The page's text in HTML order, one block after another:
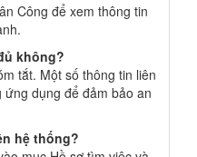
Công để xem thông tin
không?
tắt. Một số thông tin liên
ứng dụng để đảm bảo an
hệ thống?